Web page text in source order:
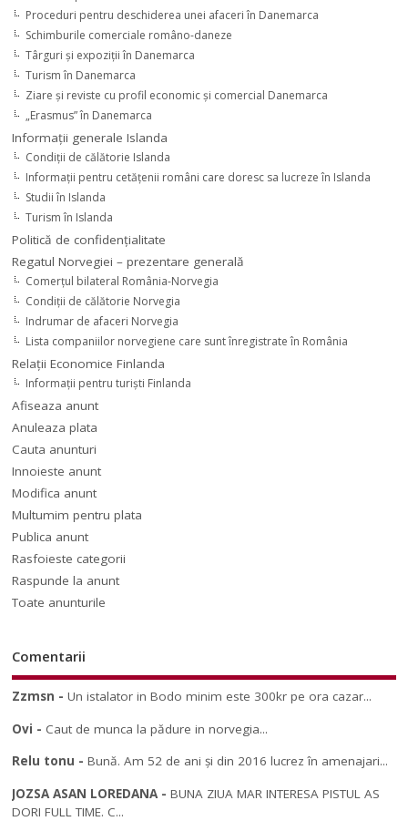
Proceduri pentru deschiderea unei afaceri în Danemarca
Schimburile comerciale româno-daneze
Târguri şi expoziţii în Danemarca
Turism în Danemarca
Ziare şi reviste cu profil economic şi comercial Danemarca
„Erasmus” în Danemarca
Informaţii generale Islanda
Condiţii de călătorie Islanda
Informaţii pentru cetăţenii români care doresc sa lucreze în Islanda
Studii în Islanda
Turism în Islanda
Politică de confidențialitate
Regatul Norvegiei – prezentare generală
Comerţul bilateral România-Norvegia
Condiții de călătorie Norvegia
Indrumar de afaceri Norvegia
Lista companiilor norvegiene care sunt înregistrate în România
Relaţii Economice Finlanda
Informaţii pentru turişti Finlanda
Afiseaza anunt
Anuleaza plata
Cauta anunturi
Innoieste anunt
Modifica anunt
Multumim pentru plata
Publica anunt
Rasfoieste categorii
Raspunde la anunt
Toate anunturile
Comentarii
Zzmsn -Un istalator in Bodo minim este 300kr pe ora cazar...
Ovi - Caut de munca la pădure in norvegia...
Relu tonu -Bună. Am 52 de ani și din 2016 lucrez în amenajari...
JOZSA ASAN LOREDANA-BUNA ZIUA MAR INTERESA PISTUL AS
DORI FULL TIME. C...